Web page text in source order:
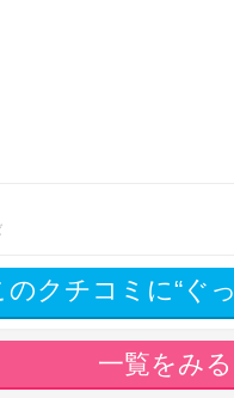
のクチコミに“ぐ
一覧をみる